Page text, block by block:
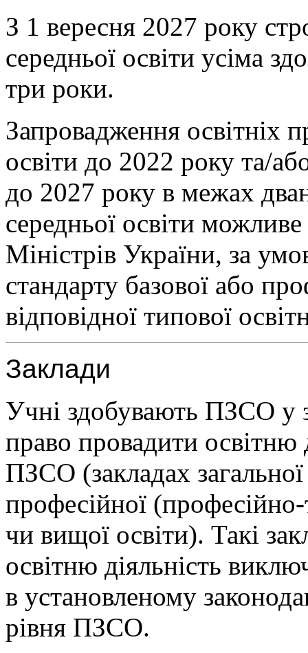
З 1 вересня 2027 року
середньої освіти усіма
три роки.
Запровадження освітніх
освіти до 2022 року та/
до 2027 року в межах
середньої освіти
Міністрів України, за
стандарту базової або
відповідної типової
Заклади
Учні здобувають ПЗСО у
право провадити освітню
ПЗСО (закладах загальної
професійної
чи вищої освіти). Такі
освітню діяльність
в установленому
рівня ПЗСО.